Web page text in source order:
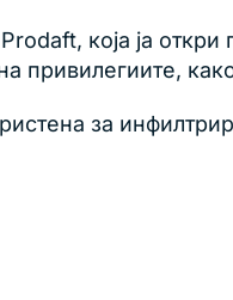
која ја
привилегиите,
за